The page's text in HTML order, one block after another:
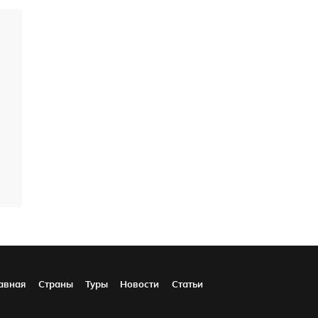
Страны Туры Новости Статьи